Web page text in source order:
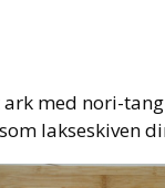
med nori-
lakseskiven